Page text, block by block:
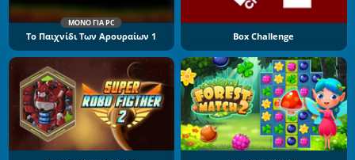
ΜΌΝΟ ΓΙΑ PC
Το Παιχνίδι Των Αρουραίων 1 Box Challenge